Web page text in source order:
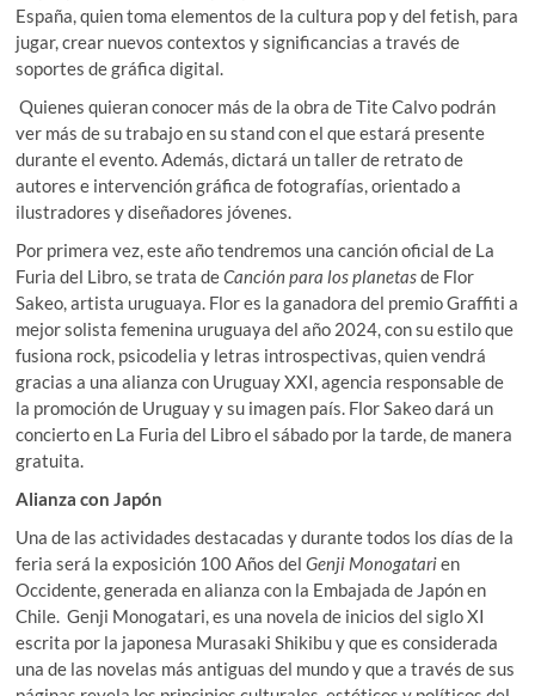
España, quien toma elementos de la cultura pop y del fetish, para
jugar, crear nuevos contextos y significancias a través de
soportes de gráfica digital.
Quienes quieran conocer más de la obra de Tite Calvo podrán
ver más de su trabajo en su stand con el que estará presente
durante el evento. Además, dictará un taller de retrato de
autores e intervención gráfica de fotografías, orientado a
ilustradores y diseñadores jóvenes.
Por primera vez, este año tendremos una canción oficial de La
Furia del Libro, se trata deCanción para los planetasde Flor
Sakeo, artista uruguaya. Flor es la ganadora del premio Graffiti a
mejor solista femenina uruguaya del año 2024, con su estilo que
fusiona rock, psicodelia y letras introspectivas, quien vendrá
gracias a una alianza con Uruguay XXI, agencia responsable de
la promoción de Uruguay y su imagen país. Flor Sakeo dará un
concierto en La Furia del Libro el sábado por la tarde, de manera
gratuita.
Alianza con Japón
Una de las actividades destacadas y durante todos los días de la
feria será la exposición 100 Años delGenji Monogatarien
Occidente, generada en alianza con la Embajada de Japón en
Chile. Genji Monogatari, es una novela de inicios del siglo XI
escrita por la japonesa Murasaki Shikibu y que es considerada
una de las novelas más antiguas del mundo y que a través de sus